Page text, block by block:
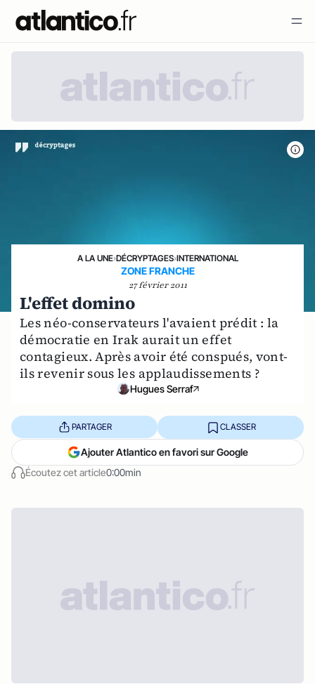
A LA UNE›DÉCRYPTAGES›INTERNATIONAL
ZONE FRANCHE
27 février 2011
L'effet domino
Les néo-conservateurs l'avaient prédit : la
démocratie en Irak aurait un effet
contagieux. Après avoir été conspués, vont-
ils revenir sous les applaudissements ?
Hugues Serraf
Écoutez cet article0:00min
PARTAGER CLASSER
Ajouter Atlantico en favori sur Google